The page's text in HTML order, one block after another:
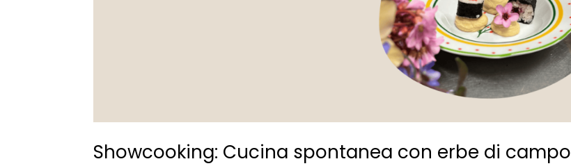
Showcooking: Cucina spontanea con erbe di campo